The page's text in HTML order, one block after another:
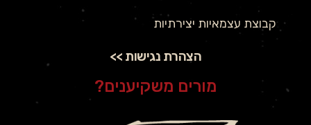
קבוצת עצמאיות יצירתיות
הצהרת נגישות >>
מורים משקיענים?